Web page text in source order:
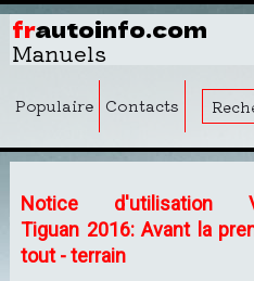
frautoinfo.com
Manuels
Populaire Contacts
Notice d'utilisation
Tiguan 2016: Avant la
tout - terrain